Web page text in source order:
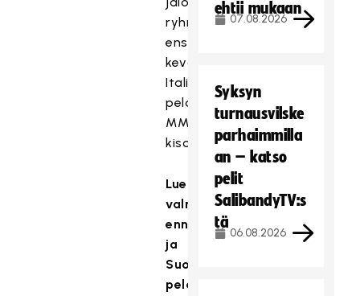
ryhmällä
ensi
keväänä
Italiassa
pelattaviin
MM-
kisoihinsa.
Lue
valmentajien
ennakkomietteistä
ja
Suomen
pelaajavalinnoista:
ehtii mukaan
07.08.2026
Syksyn
turnausvilske
parhaimmilla
an – katso
pelit
SalibandyTV:s
tä
06.08.2026